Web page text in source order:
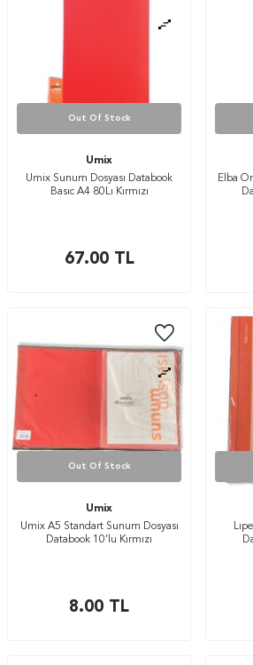
Out Of Stock
Umix
Umix Sunum Dosyası Databook
Basıc A4 80Lı Kırmızı
67.00TL
Elba
Out Of Stock
Umix
Umix A5 Standart Sunum Dosyası
Databook 10’lu Kırmızı
8.00 TL